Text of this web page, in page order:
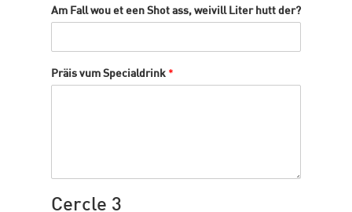
Am Fall wou et een Shot ass, weivill Liter hutt der?
Präis vum Specialdrink *
Cercle 3